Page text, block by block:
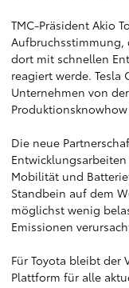
TMC-Präsident Akio
Aufbruchsstimmung,
dort mit schnellen
reagiert werde. Tesla
Unternehmen von
Die neue
Mobilität und
Standbein auf dem
möglichst wenig
Emissionen
Für Toyota bleibt
Plattform für alle